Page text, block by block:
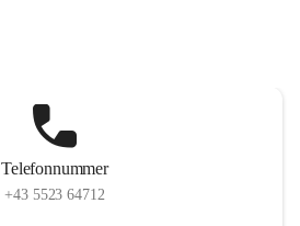
Telefonnummer
+43 5523 64712